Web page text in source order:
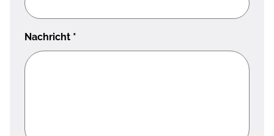
Nachricht *